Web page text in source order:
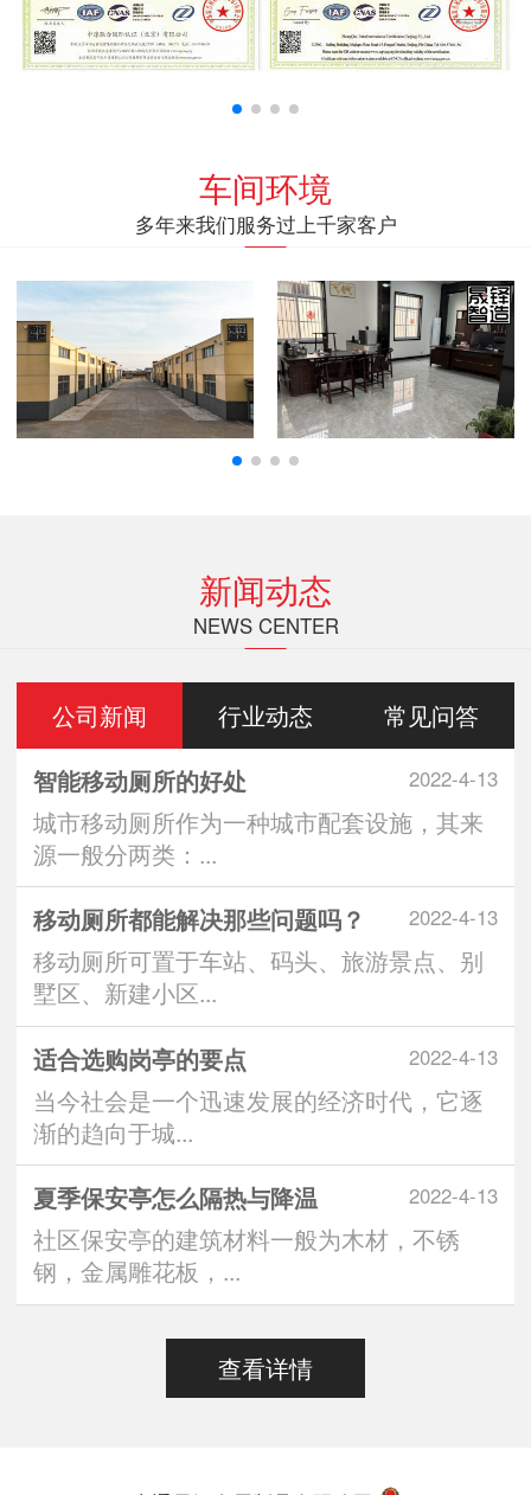
车间环境
多年来我们服务过上千家客户
新闻动态
NEWS CENTER
公司新闻 行业动态 常见问答
2022-4-13
智能移动厕所的好处
城市移动厕所作为一种城市配套设施，其来
源一般分两类：...
2022-4-13
移动厕所都能解决那些问题吗？
移动厕所可置于车站、码头、旅游景点、别
墅区、新建小区...
2022-4-13
适合选购岗亭的要点
当今社会是一个迅速发展的经济时代，它逐
渐的趋向于城...
2022-4-13
夏季保安亭怎么隔热与降温
社区保安亭的建筑材料一般为木材，不锈
钢，金属雕花板，...
查看详情